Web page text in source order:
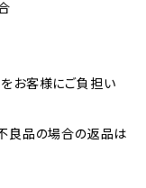
お客様にご負担い
良品の場合の返品は